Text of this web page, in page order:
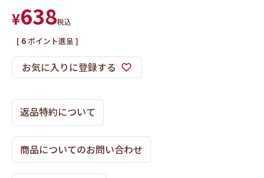
¥638税込
[ 6 ポイント進呈 ]
お気に入りに登録する
返品特約について
商品についてのお問い合わせ